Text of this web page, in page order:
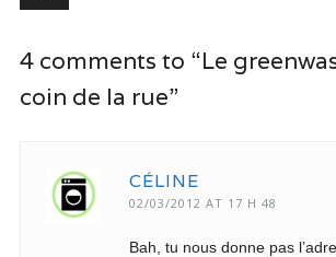
4 comments to “Le
coin de la rue”
CÉLINE
02/03/2012 AT 17 H 48
Bah, tu nous donne pas